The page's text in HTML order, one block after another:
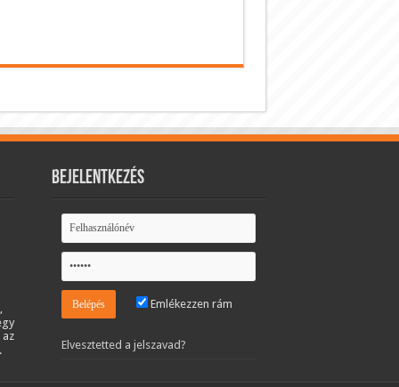
Bejelentkezés
Emlékezzen rám
Elvesztetted a jelszavad?